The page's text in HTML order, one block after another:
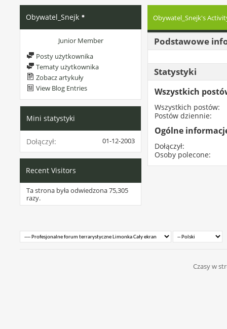
Obywatel_Snejk
Junior Member
Posty użytkownika
Tematy użytkownika
Zobacz artykuły
View Blog Entries
Mini statystyki
Dołączył 01-12-2003
Recent Visitors
Ta strona była odwiedzona75,305
razy.
Obywatel_Snejk's
Podstawowe
Statystyki
Wszystkich
Wszystkich postów
Postów dziennie
Ogólne
Dołączył
Osoby polecone
Czasy w